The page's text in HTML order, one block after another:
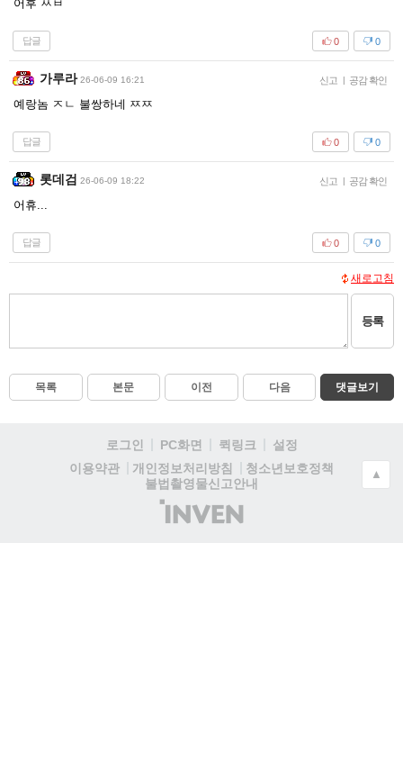
어후 ㅆㅂ
답글 0
0
가루라 26-06-09 16:21 신고 | 공감 확인
예랑놈 ㅈㄴ 불쌍하네 ㅉㅉ
답글 0
0
롯데검 26-06-09 18:22 신고 | 공감 확인
어휴...
답글 0
0
새로고침
등록
목록 본문 이전 다음 댓글보기
로그인 PC화면 퀵링크
설정
이용약관
개인정보처리방침
청소년보호정책
불법촬영물신고안내
(주)
인
▲